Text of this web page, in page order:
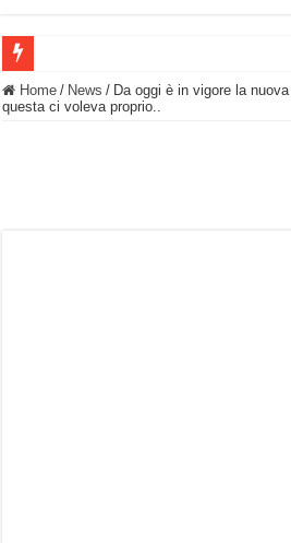
BASTA FATICARE! Questo robot tagliaerba
Home / News / Da oggi è in vigore la
questa ci voleva proprio..